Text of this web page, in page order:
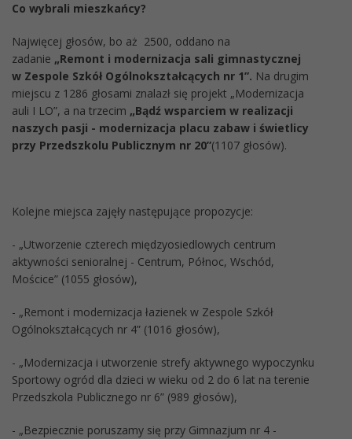
Co wybrali mieszkańcy?
Najwięcej głosów, bo aż 2500, oddano na
zadanie „Remont i modernizacja sali gimnastycznej
w Zespole Szkół Ogólnokształcących nr 1”. Na drugim
miejscu z 1286 głosami znalazł się projekt „Modernizacja
auli I LO”, a na trzecim „Bądź wsparciem w realizacji
naszych pasji - modernizacja placu zabaw i świetlicy
przy Przedszkolu Publicznym nr 20”(1107 głosów).
Kolejne miejsca zajęły następujące propozycje:
- „Utworzenie czterech międzyosiedlowych centrum
aktywności senioralnej - Centrum, Północ, Wschód,
Mościce” (1055 głosów),
- „Remont i modernizacja łazienek w Zespole Szkół
Ogólnokształcących nr 4” (1016 głosów),
- „Modernizacja i utworzenie strefy aktywnego wypoczynku
Sportowy ogród dla dzieci w wieku od 2 do 6 lat na terenie
Przedszkola Publicznego nr 6” (989 głosów),
- „Bezpiecznie poruszamy się przy Gimnazjum nr 4 -